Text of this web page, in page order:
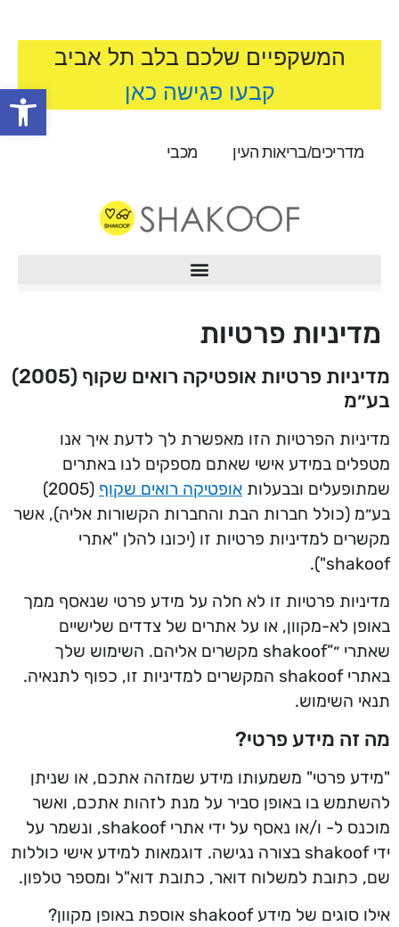
פתח
המשקפיים שלכם בלב תל אביב
קבעו פגישה כאן
מדריכים/בריאות העין מכבי
מדיניות פרטיות
מדיניות פרטיות אופטיקה רואים שקוף (2005)
בע״מ
מדיניות הפרטיות הזו מאפשרת לך לדעת איך אנו
מטפלים במידע אישי שאתם מספקים לנו באתרים
שמתופעלים ובבעלות אופטיקה רואים שקוף
(2005)
בע״מ (כולל חברות הבת והחברות הקשורות אליה), אשר
מקשרים למדיניות פרטיות זו (יכונו להלן "אתרי
shakoof").
מדיניות פרטיות זו לא חלה על מידע פרטי שנאסף ממך
באופן לא-מקוון, או על אתרים של צדדים שלישיים
שאתרי ״”shakoof מקשרים אליהם. השימוש שלך
באתרי shakoof המקשרים למדיניות זו, כפוף לתנאיה.
תנאי השימוש.
מה זה מידע פרטי?
"מידע פרטי" משמעותו מידע שמזהה אתכם, או שניתן
להשתמש בו באופן סביר על מנת לזהות אתכם, ואשר
מוכנס ל- ו/או נאסף על ידי אתרי shakoof, ונשמר על
ידי shakoof בצורה נגישה. דוגמאות למידע אישי כוללות
שם, כתובת למשלוח דואר, כתובת דוא"ל ומספר טלפון.
אילו סוגים של מידע shakoof אוספת באופן מקוון?